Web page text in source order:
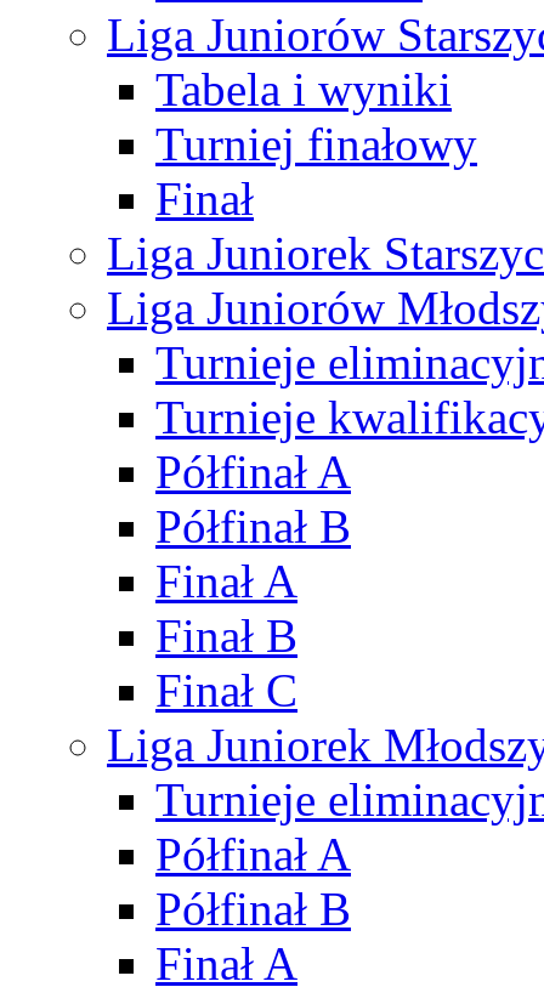
Liga Juniorów
Tabela i wyniki
Turniej finałowy
Finał
Liga Juniorek
Liga Juniorów
Turnieje
Turnieje
Półfinał A
Półfinał B
Finał A
Finał B
Finał C
Liga Juniorek
Turnieje
Półfinał A
Półfinał B
Finał A